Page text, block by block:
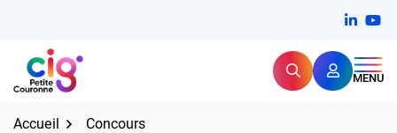
contenu
CIG Petite Couronne RechercherMENU
Expertise et proximité pour
Accueil
Concours